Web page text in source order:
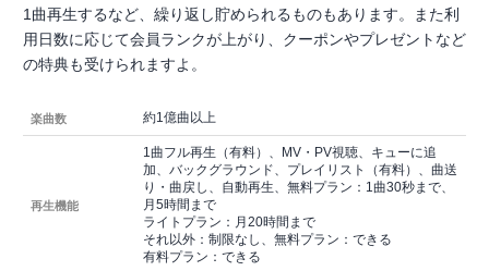
1曲再生するなど、繰り返し貯められるものもあります。また利
用日数に応じて会員ランクが上がり、クーポンやプレゼントなど
の特典も受けられますよ。
楽曲数 約1億曲以上
再生機能
1曲フル再生（有料）、MV・PV視聴、キューに追
加、バックグラウンド、プレイリスト（有料）、曲送
り・曲戻し、自動再生、無料プラン：1曲30秒まで、
月5時間まで
ライトプラン：月20時間まで
それ以外：制限なし、無料プラン：できる
有料プラン：できる